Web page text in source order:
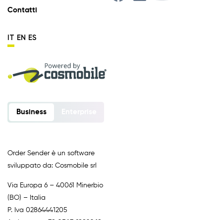
Business
Order Sender è un software
sviluppato da: Cosmobile srl
Via Europa 6 – 40061 Minerbio
(BO) – Italia
P. Iva 02864441205
Contatti
IT EN ES